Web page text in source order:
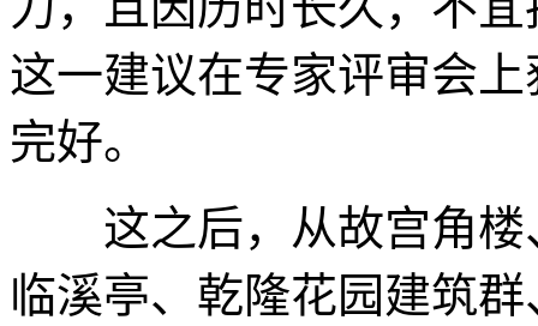
这一建议在专家评审会
完好。
这之后，从故宫角楼
临溪亭、乾隆花园建筑